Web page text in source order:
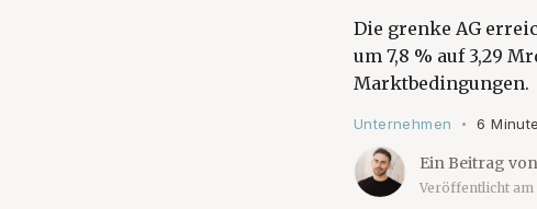
Die grenke AG
um 7,8 % auf 3,29
Marktbedingungen.
Unternehmen • 6
Ein Beitrag von
Veröffentlicht am